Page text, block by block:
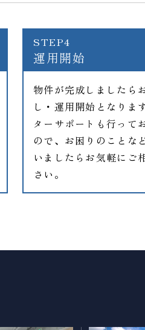
STEP4
運用開始
物件が完成しましたら
し・運用開始となりま
ターサポートも行って
ので、お困りのことな
いましたらお気軽にご
さい。